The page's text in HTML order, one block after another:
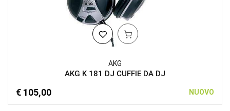
AKG
AKG K 181 DJ CUFFIE DA DJ
€ 105,00 NUOVO